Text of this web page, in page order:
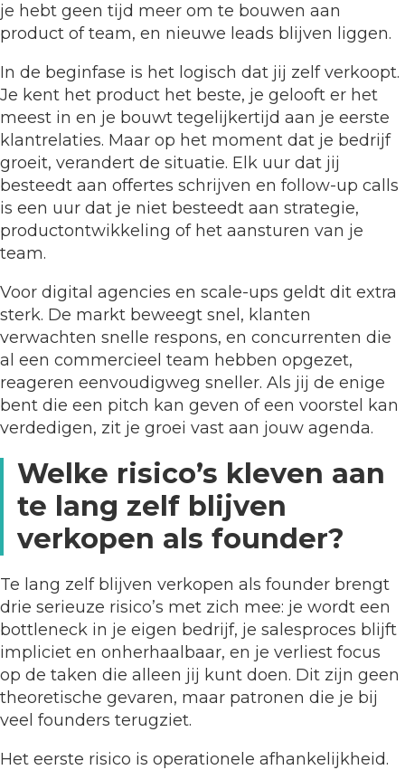
je hebt geen tijd meer om te bouwen aan
product of team, en nieuwe leads blijven liggen.
In de beginfase is het logisch dat jij zelf verkoopt.
Je kent het product het beste, je gelooft er het
meest in en je bouwt tegelijkertijd aan je eerste
klantrelaties. Maar op het moment dat je bedrijf
groeit, verandert de situatie. Elk uur dat jij
besteedt aan offertes schrijven en follow-up calls
is een uur dat je niet besteedt aan strategie,
productontwikkeling of het aansturen van je
team.
Voor digital agencies en scale-ups geldt dit extra
sterk. De markt beweegt snel, klanten
verwachten snelle respons, en concurrenten die
al een commercieel team hebben opgezet,
reageren eenvoudigweg sneller. Als jij de enige
bent die een pitch kan geven of een voorstel kan
verdedigen, zit je groei vast aan jouw agenda.
Welke risico’s kleven aan
te lang zelf blijven
verkopen als founder?
Te lang zelf blijven verkopen als founder brengt
drie serieuze risico’s met zich mee: je wordt een
bottleneck in je eigen bedrijf, je salesproces blijft
impliciet en onherhaalbaar, en je verliest focus
op de taken die alleen jij kunt doen. Dit zijn geen
theoretische gevaren, maar patronen die je bij
veel founders terugziet.
Het eerste risico is operationele afhankelijkheid.